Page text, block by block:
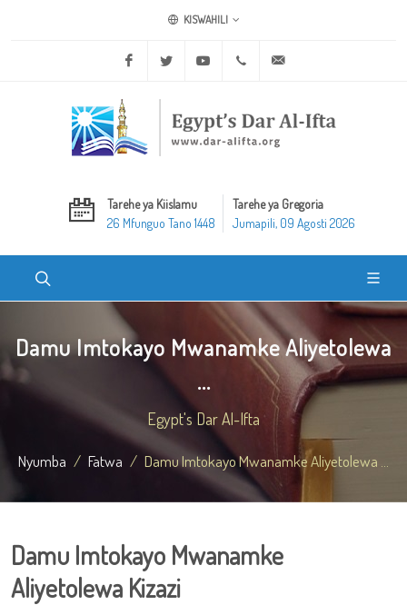
KISWAHILI
Facebook Twitter Youtube +20 2 25970400
Tarehe ya Kiislamu
26 Mfunguo Tano 1448
Tarehe ya Gregoria
Jumapili, 09 Agosti 2026
Damu Imtokayo Mwanamke Aliyetolewa
...
Egypt's Dar Al-Ifta
Nyumba Fatwa Damu Imtokayo Mwanamke Aliyetolewa ...
Damu Imtokayo Mwanamke
Aliyetolewa Kizazi